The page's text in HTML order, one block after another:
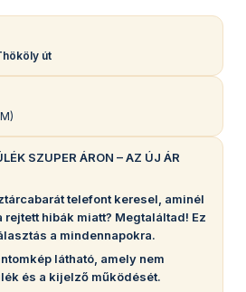
út
SZUPER ÁRON – AZ ÚJ ÁR
telefont keresel, aminél
hibák miatt? Megtaláltad! Ez
a mindennapokra.
látható, amely nem
és a kijelző működését.